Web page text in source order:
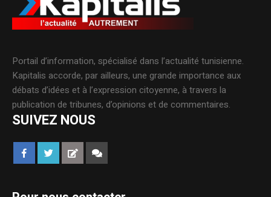
Portail d’information, spécialisé dans l’actualité tunisienne.
Kapitalis accorde, par ailleurs, une grande importance aux
débats d’idées et à l’expression citoyenne, à travers la
publication de tribunes, d’opinions et de commentaires.
SUIVEZ NOUS